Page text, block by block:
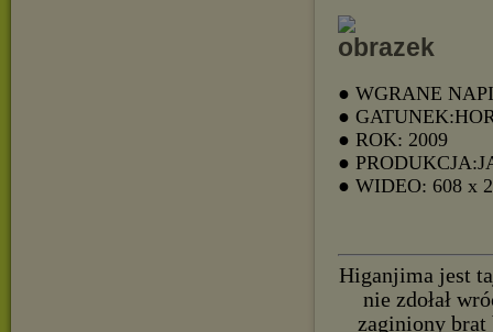
● WGRANE
●
● ROK: 2009
●
● WIDEO: 608 x
Higanjima jest
nie zdołał
zaginiony brat